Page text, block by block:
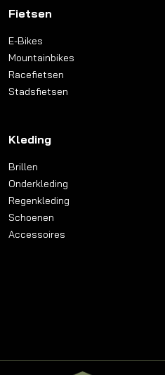
Fietsen
E-Bikes
Mountainbikes
Racefietsen
Stadsfietsen
Kleding
Brillen
Onderkleding
Regenkleding
Schoenen
Accessoires